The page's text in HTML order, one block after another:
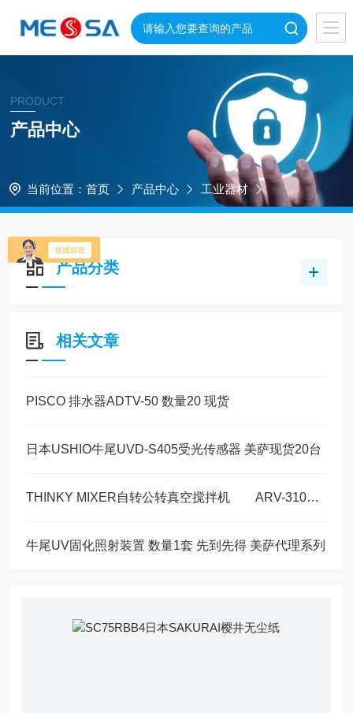
PRODUCT
产品中心
当前位置： 首页 产品中心 工业器材
产品分类
相关文章
PISCO 排水器ADTV-50 数量20 现货
日本USHIO牛尾UVD-S405受光传感器 美萨现货20台
THINKY MIXER自转公转真空搅拌机 ARV-310P 现货1台
牛尾UV固化照射装置 数量1套 先到先得 美萨代理系列